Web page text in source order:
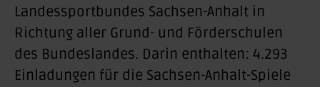
Landessportbundes Sachsen-Anhalt in
Richtung aller Grund- und Förderschulen
des Bundeslandes. Darin enthalten: 4.293
Einladungen für die Sachsen-Anhalt-Spiele